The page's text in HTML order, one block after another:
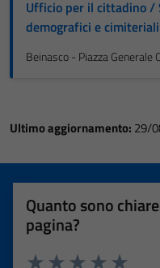
Ufficio per il cittadino /
demografici e cimiteriali
Beinasco - Piazza Generale
Ultimo aggiornamento: 29/
Quanto sono
pagina?